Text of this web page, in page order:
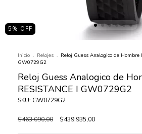
5 % OFF
Inicio . Relojes . Reloj Guess Analogico de Hombre
GW0729G2
Reloj Guess Analogico de
RESISTANCE I GW0729G2
SKU: GW0729G2
$463.090,00 $439.935,00